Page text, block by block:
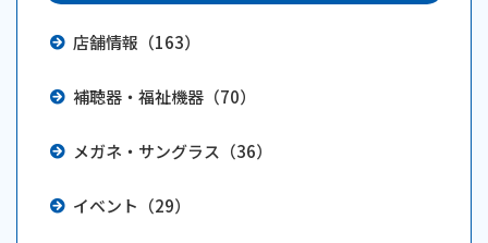
店舗情報（163）
補聴器・福祉機器（70）
メガネ・サングラス（36）
イベント（29）